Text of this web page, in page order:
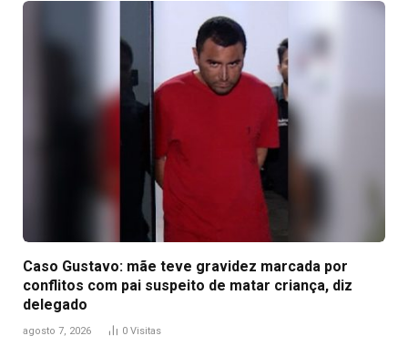
Caso Gustavo: mãe teve gravidez marcada por
conflitos com pai suspeito de matar criança, diz
delegado
agosto 7, 2026 0 Visitas